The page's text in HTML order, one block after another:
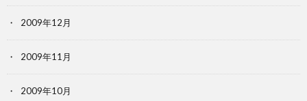
2009年12月
2009年11月
2009年10月